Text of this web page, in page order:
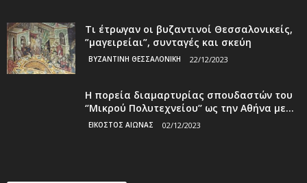
Τι έτρωγαν οι βυζαντινοί Θεσσαλονικείς,
”μαγειρείαι”, συνταγές και σκεύη
ΒΥΖΑΝΤΙΝΗ ΘΕΣΣΑΛΟΝΙΚΗ 22/12/2023
Η πορεία διαμαρτυρίας σπουδαστών του
‘’Μικρού Πολυτεχνείου’’ ως την Αθήνα με...
ΕΙΚΟΣΤΟΣ ΑΙΩΝΑΣ 02/12/2023